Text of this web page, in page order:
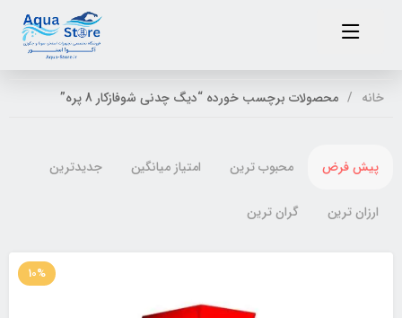
خانه محصولات برچسب خورده “دیگ چدنی شوفازکار 8 پره”
پیش فرض محبوب ترین امتیاز میانگین جدیدترین
ارزان ترین گران ترین
10%